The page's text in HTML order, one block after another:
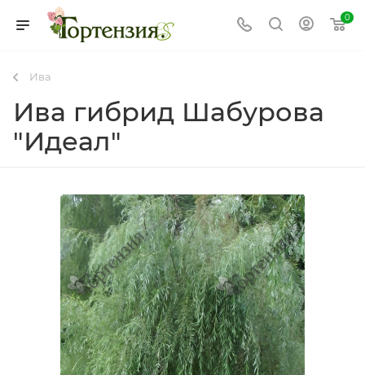
0
Ива
Ива гибрид Шабурова
"Идеал"